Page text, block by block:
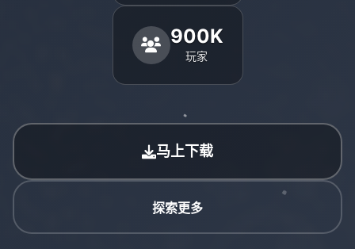
900K
玩家
马上下载
探索更多